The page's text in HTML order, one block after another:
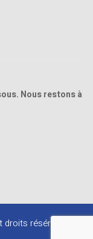
Nous restons à
résérvés -